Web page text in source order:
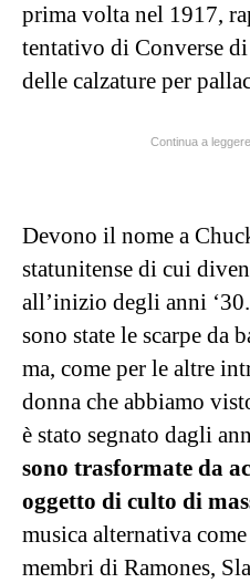
prima volta nel 1917,
tentativo di Converse
delle calzature per
Continua a
Devono il nome a
statunitense di cui
all’inizio degli anni
sono state le scarpe da
ma, come per le altre
donna che abbiamo
è stato segnato dagli
sono trasformate da
oggetto di culto di
musica alternativa
membri di Ramones,